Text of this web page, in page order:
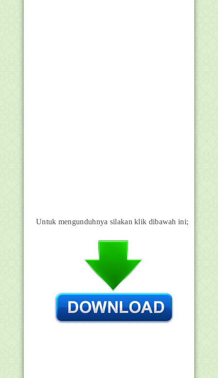
Untuk mengunduhnya silakan klik dibawah ini;